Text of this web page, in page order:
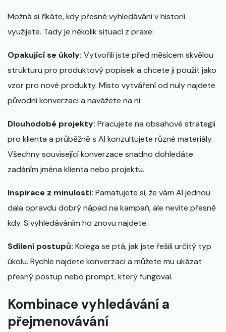
Možná si říkáte, kdy přesně vyhledávání v historii
využijete. Tady je několik situací z praxe:
Opakující se úkoly: Vytvořili jste před měsícem skvělou
strukturu pro produktový popisek a chcete ji použít jako
vzor pro nové produkty. Místo vytváření od nuly najdete
původní konverzaci a navážete na ni.
Dlouhodobé projekty: Pracujete na obsahové strategii
pro klienta a průběžně s AI konzultujete různé materiály.
Všechny související konverzace snadno dohledáte
zadáním jména klienta nebo projektu.
Inspirace z minulosti: Pamatujete si, že vám AI jednou
dala opravdu dobrý nápad na kampaň, ale nevíte přesně
kdy. S vyhledáváním ho znovu najdete.
Sdílení postupů: Kolega se ptá, jak jste řešili určitý typ
úkolu. Rychle najdete konverzaci a můžete mu ukázat
přesný postup nebo prompt, který fungoval.
Kombinace vyhledávání a
přejmenovávání